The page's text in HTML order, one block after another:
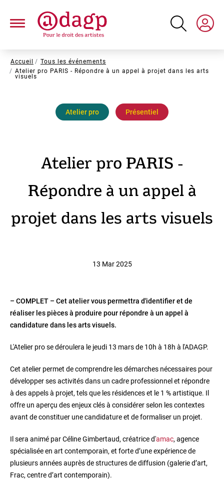
contenu
Fil
d'Ariane
Accueil
Tous les événements
Atelier pro PARIS - Répondre à un appel à projet dans les arts
visuels
Atelier pro Présentiel
Atelier pro PARIS -
Répondre à un appel à
projet dans les arts visuels
13 Mar 2025
– COMPLET – Cet atelier vous permettra d'identifier et de
réaliser les pièces à produire pour répondre à un appel à
candidature dans les arts visuels.
L'Atelier pro se déroulera le jeudi 13 mars de 10h à 18h à l'ADAGP.
Cet atelier permet de comprendre les démarches nécessaires pour
développer ses activités dans un cadre professionnel et répondre
à des appels à projet, tels que les résidences et le 1 % artistique. Il
offre un aperçu des enjeux clés à considérer selon les contextes
avant de constituer une candidature et de formaliser un projet.
Il sera animé par Céline Gimbertaud, créatrice d'amac, agence
spécialisée en art contemporain, et forte d’une expérience de
plusieurs années auprès de structures de diffusion (galerie d’art,
Frac, centre d’art contemporain).